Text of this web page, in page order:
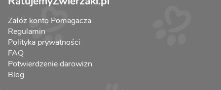
Załóż konto Pomagacza
Regulamin
Polityka prywatności
FAQ
Potwierdzenie darowizn
Blog